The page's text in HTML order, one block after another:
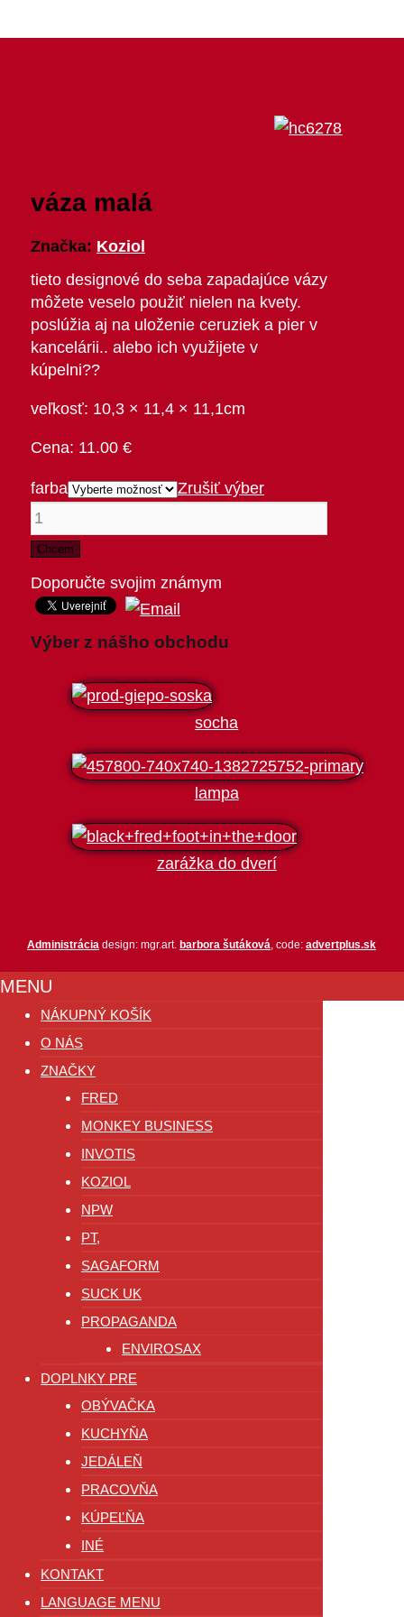
váza malá
Značka: Koziol
tieto designové do seba zapadajúce vázy
môžete veselo použiť nielen na kvety.
poslúžia aj na uloženie ceruziek a pier v
kancelárii.. alebo ich využijete v
kúpelni??
veľkosť: 10,3 × 11,4 × 11,1cm
11.00€
farba Zrušiť výber
Chcem
Doporučte svojim známym
Výber z nášho obchodu
socha
lampa
zarážka do dverí
Administrácia design: mgr.art. barbora šutáková , code: advertplus.sk
MENU
NÁKUPNÝ KOŠÍK
O NÁS
ZNAČKY
FRED
MONKEY BUSINESS
INVOTIS
KOZIOL
NPW
PT,
SAGAFORM
SUCK UK
PROPAGANDA
ENVIROSAX
DOPLNKY PRE
OBÝVAČKA
KUCHYŇA
JEDÁLEŇ
PRACOVŇA
KÚPEĽŇA
INÉ
KONTAKT
LANGUAGE MENU